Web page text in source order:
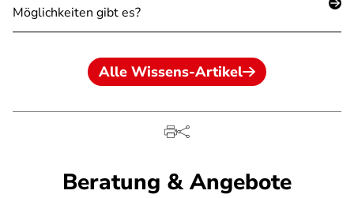
Möglichkeiten gibt es?
Alle Wissens-Artikel
Beratung & Angebote